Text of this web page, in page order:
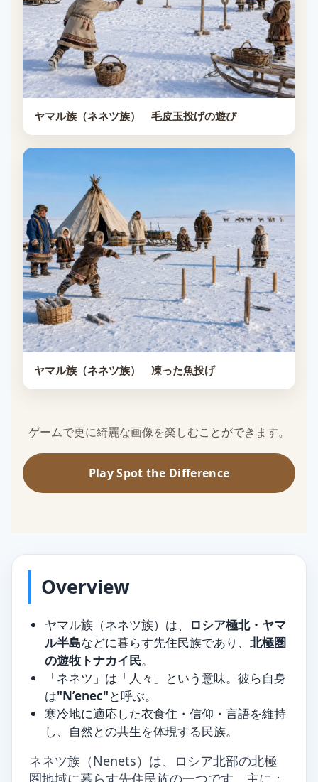
ヤマル族（ネネツ族） 毛皮玉投げの遊び
ヤマル族（ネネツ族） 凍った魚投げ
ゲームで更に綺麗な画像を楽しむことができます。
Play Spot the Difference
Overview
ヤマル族（ネネツ族）は、
ロシア極北・ヤマ
ル半島などに暮らす先住民族であり、 北極圏
の遊牧トナカイ民。
「ネネツ」は「人々」という意味。彼ら自身
は"N’enec"と呼ぶ。
寒冷地に適応した衣食住・信仰・言語を維持
し、自然との共生を体現する民族。
ネネツ族（Nenets）は、ロシア北部の北極